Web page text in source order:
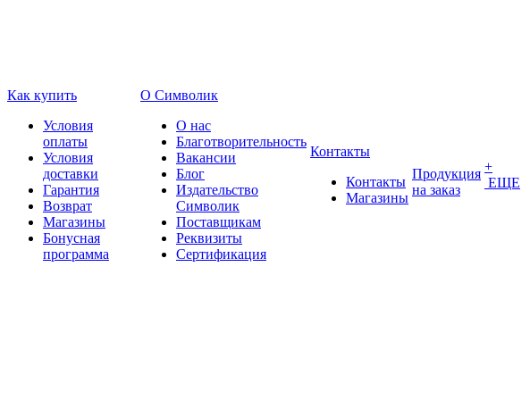
Как купить
Условия
оплаты
Условия
доставки
Гарантия
Возврат
Магазины
Бонусная
программа
О Символик
О нас
Благотворительность
Вакансии
Блог
Издательство
Символик
Поставщикам
Реквизиты
Сертификация
Контакты
Контакты
Магазины
Продукция
на заказ
+
ЕЩЕ